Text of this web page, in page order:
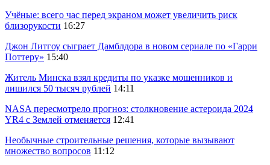
Учёные: всего час перед экраном может увеличить риск
близорукости 16:27
Джон Литгоу сыграет Дамблдора в новом сериале по «Гарри
Поттеру» 15:40
Житель Минска взял кредиты по указке мошенников и
лишился 50 тысяч рублей 14:11
NASA пересмотрело прогноз: столкновение астероида 2024
YR4 с Землей отменяется 12:41
Необычные строительные решения, которые вызывают
множество вопросов 11:12